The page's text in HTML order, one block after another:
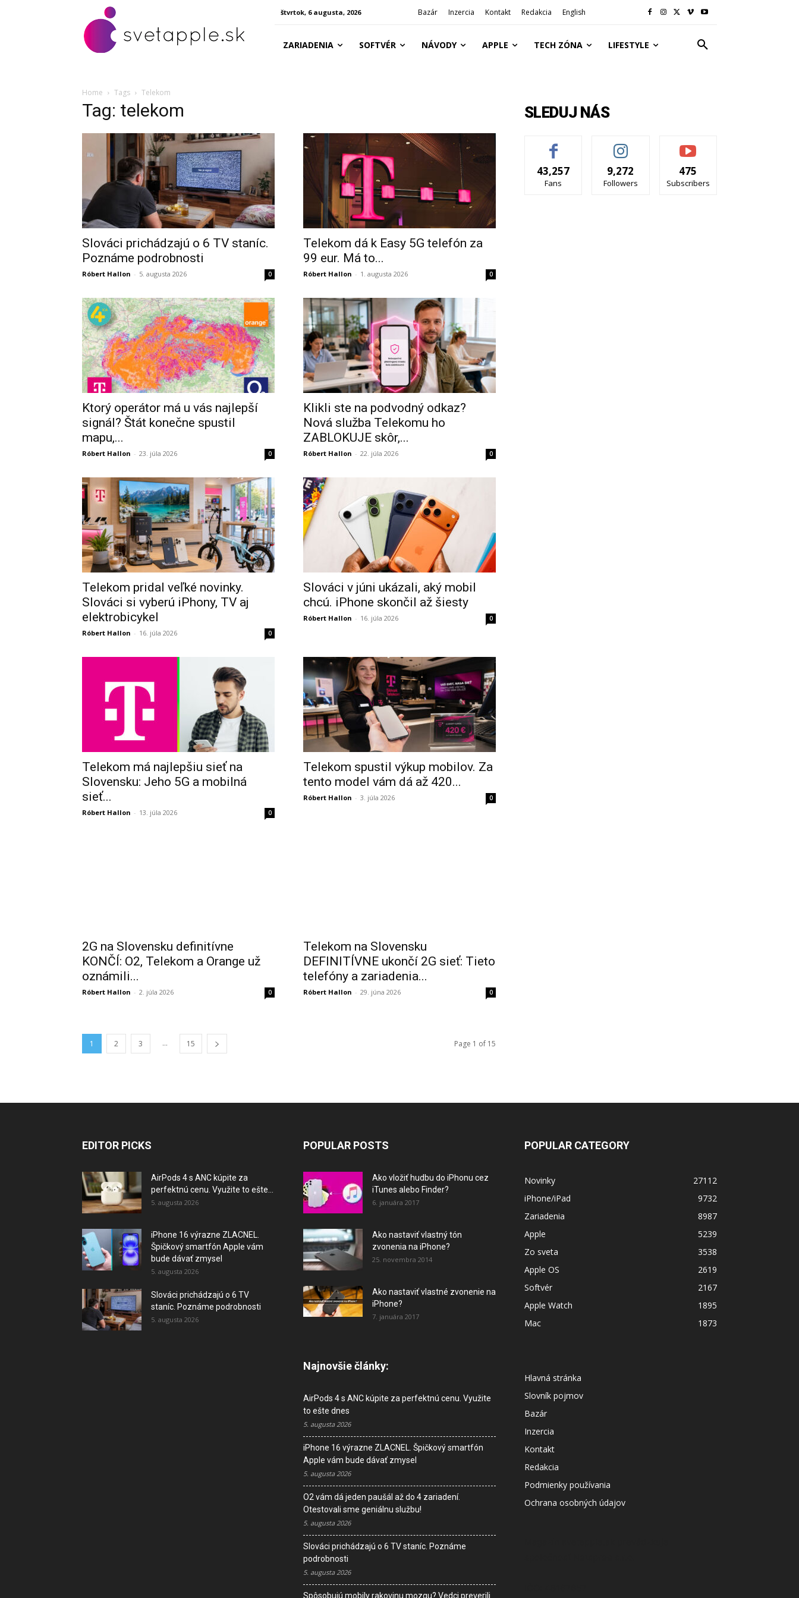
štvrtok, 6 augusta, 2026 Bazár Inzercia Kontakt Redakcia English
ZARIADENIA SOFTVÉR NÁVODY APPLE TECH ZÓNA LIFESTYLE
Home Tags Telekom
Tag: telekom
Slováci prichádzajú o 6 TV staníc.
Poznáme podrobnosti
Róbert Hallon - 5. augusta 2026 0
Telekom dá k Easy 5G telefón za
99 eur. Má to...
Róbert Hallon - 1. augusta 2026 0
Ktorý operátor má u vás najlepší
signál? Štát konečne spustil
mapu,...
Róbert Hallon - 23. júla 2026 0
Klikli ste na podvodný odkaz?
Nová služba Telekomu ho
ZABLOKUJE skôr,...
Róbert Hallon - 22. júla 2026 0
Telekom pridal veľké novinky.
Slováci si vyberú iPhony, TV aj
elektrobicykel
Róbert Hallon - 16. júla 2026 0
Slováci v júni ukázali, aký mobil
chcú. iPhone skončil až šiesty
Róbert Hallon - 16. júla 2026 0
Telekom má najlepšiu sieť na
Slovensku: Jeho 5G a mobilná
sieť...
Róbert Hallon - 13. júla 2026 0
Telekom spustil výkup mobilov. Za
tento model vám dá až 420...
Róbert Hallon - 3. júla 2026 0
2G na Slovensku definitívne
KONČÍ: O2, Telekom a Orange už
oznámili...
Róbert Hallon - 2. júla 2026 0
Telekom na Slovensku
DEFINITÍVNE ukončí 2G sieť: Tieto
telefóny a zariadenia...
Róbert Hallon - 29. júna 2026 0
1 2 3 ... 15 Page 1 of 15
SLEDUJ NÁS
43,257
Fans
9,272
Followers
475
Subscribers
EDITOR PICKS
AirPods 4 s ANC kúpite za
perfektnú cenu. Využite to ešte...
5. augusta 2026
iPhone 16 výrazne ZLACNEL.
Špičkový smartfón Apple vám
bude dávať zmysel
5. augusta 2026
Slováci prichádzajú o 6 TV
staníc. Poznáme podrobnosti
5. augusta 2026
POPULAR POSTS
Ako vložiť hudbu do iPhonu cez
iTunes alebo Finder?
6. januára 2017
Ako nastaviť vlastný tón
zvonenia na iPhone?
25. novembra 2014
Ako nastaviť vlastné zvonenie na
iPhone?
7. januára 2017
Najnovšie články:
AirPods 4 s ANC kúpite za perfektnú cenu. Využite
to ešte dnes
5. augusta 2026
iPhone 16 výrazne ZLACNEL. Špičkový smartfón
Apple vám bude dávať zmysel
5. augusta 2026
O2 vám dá jeden paušál až do 4 zariadení.
Otestovali sme geniálnu službu!
5. augusta 2026
Slováci prichádzajú o 6 TV staníc. Poznáme
podrobnosti
5. augusta 2026
Spôsobujú mobily rakovinu mozgu? Vedci preverili
POPULAR CATEGORY
Novinky
27112
iPhone/iPad
9732
Zariadenia
8987
Apple
5239
Zo sveta
3538
Apple OS
2619
Softvér
2167
Apple Watch
1895
Mac
1873
Hlavná stránka
Slovník pojmov
Bazár
Inzercia
Kontakt
Redakcia
Podmienky používania
Ochrana osobných údajov